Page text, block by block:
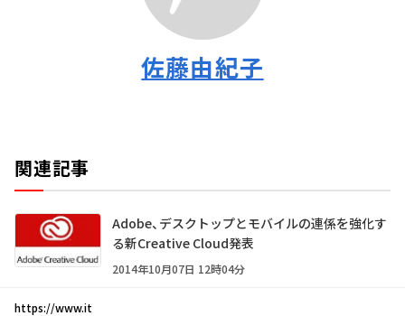
佐藤由紀子
関連記事
Adobe、デスクトップとモバイルの連係を強化す
る新Creative Cloud発表
2014年10月07日 12時04分
https://www.it